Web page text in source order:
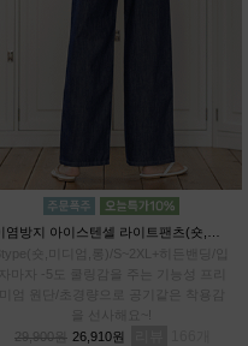
3type(숏,미디엄,롱)/S~2XL+히든밴딩/입
자마자 -5도 쿨링감을 주는 기능성 프리
을 선사해요~!
29,900원 26,910원